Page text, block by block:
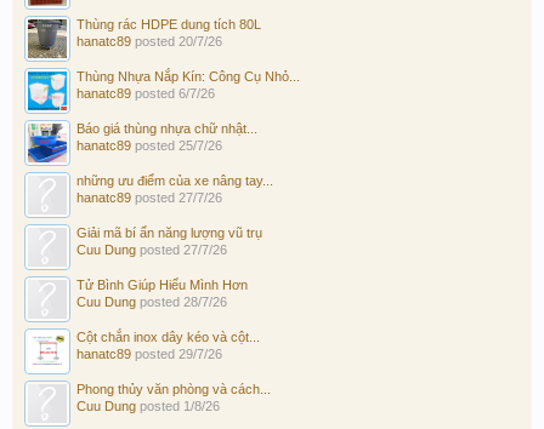
Thùng rác HDPE dung tích 80L
hanatc89 posted 20/7/26
Thùng Nhựa Nắp Kín: Công Cụ Nhỏ...
hanatc89 posted 6/7/26
Báo giá thùng nhựa chữ nhật...
hanatc89 posted 25/7/26
những ưu điểm của xe nâng tay...
hanatc89 posted 27/7/26
Giải mã bí ẩn năng lượng vũ trụ
Cuu Dung posted 27/7/26
Tử Bình Giúp Hiểu Mình Hơn
Cuu Dung posted 28/7/26
Cột chắn inox dây kéo và cột...
hanatc89 posted 29/7/26
Phong thủy văn phòng và cách...
Cuu Dung posted 1/8/26